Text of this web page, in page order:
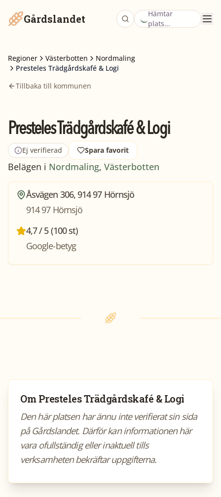
Gårdslandet
Hämtar
plats...
Regioner Västerbotten
Nordmaling
Presteles Trädgårdskafé & Logi
Tillbaka till kommunen
Presteles Trädgårdskafé & Logi
Ej verifierad Spara favorit
Belägen i Nordmaling, Västerbotten
Åsvägen 306, 914 97 Hörnsjö
914 97 Hörnsjö
4,7 / 5 (100 st)
Google-betyg
OmPresteles Trädgårdskafé & Logi
Den här platsen har ännu inte verifierat sin sida
på Gårdslandet. Därför kan informationen här
vara ofullständig eller inaktuell tills
verksamheten bekräftar uppgifterna.